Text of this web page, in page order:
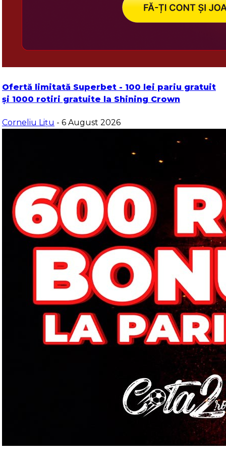
Ofertă limitată Superbet - 100 lei pariu gratuit
și 1000 rotiri gratuite la Shining Crown
Corneliu Lițu - 6 August 2026